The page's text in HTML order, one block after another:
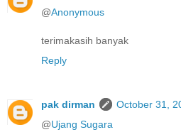
@Anonymous
terimakasih banyak
Reply
pak dirman
October 31,
@Ujang Sugara